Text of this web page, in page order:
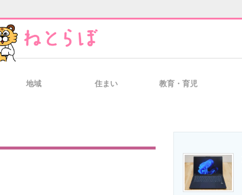
経営リーダーのコミュニティ
地域 住まい 教育・育児